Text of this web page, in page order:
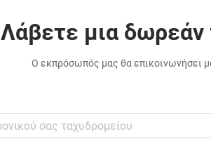
Λάβετε μια
Ο εκπρόσωπός μας θα επικοινωνήσει